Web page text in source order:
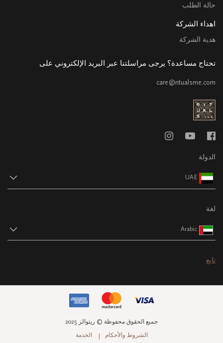
حالة الطلب
اهداء الشركة
هدية الشركة
تحتاج مساعدة؟ يرجى مراسلتنا عبر البريد الإلكتروني على
care@ritualsme.com
الدولة
UAE
لغة
Arabic
تابع
جميع الحقوق محفوظة © ريتوالز 2025
الشروط والأحكام
الخدمة